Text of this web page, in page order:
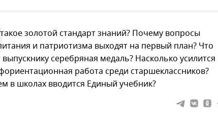
золотой стандарт знаний? Почему вопросы
и патриотизма выходят на первый план? Что
выпускнику серебряная медаль? Насколько усилится
работа среди старшеклассников?
в школах вводится Единый учебник?